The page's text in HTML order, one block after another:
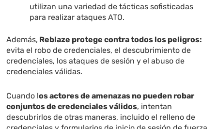
utilizan una variedad de tácticas sofisticadas
para realizar ataques ATO.
Además, Reblaze protege contra todos los peligros:
evita el robo de credenciales, el descubrimiento de
credenciales, los ataques de sesión y el abuso de
credenciales válidas.
Cuando los actores de amenazas no pueden robar
conjuntos de credenciales válidos, intentan
descubrirlos de otras maneras, incluido el relleno de